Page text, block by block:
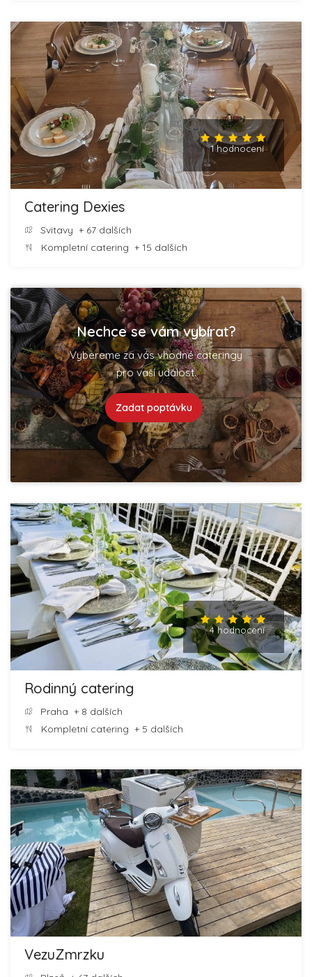
1 hodnocení
Catering Dexies
Svitavy + 67 dalších
Kompletní catering + 15 dalších
Nechce se vám vybírat?
Vybereme za vás vhodné cateringy
pro vaší událost.
Zadat poptávku
4 hodnocení
Rodinný catering
Praha + 8 dalších
Kompletní catering + 5 dalších
VezuZmrzku